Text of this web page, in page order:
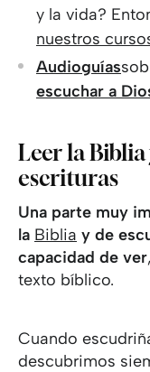
y la vida?
nuestros
Audioguías
escuchar a
Leer la
escrituras
Una parte muy
la Biblia y de
capacidad de ver
texto bíblico.
Cuando
descubrimos